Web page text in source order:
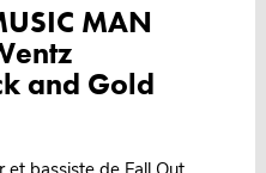
MAN
and Gold